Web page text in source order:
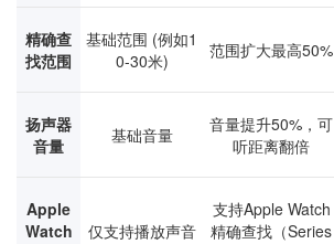
精确查
找范围
基础范围 (例如1
0-30米)
范围扩大最高50%
扬声器
音量
基础音量
音量提升50%，可
听距离翻倍
Apple
Watch
仅支持播放声音
支持Apple Watch
精确查找（Series